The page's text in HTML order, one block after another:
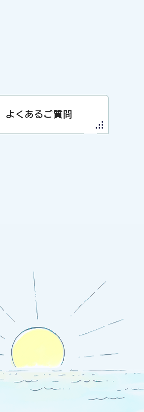
よくあるご質問